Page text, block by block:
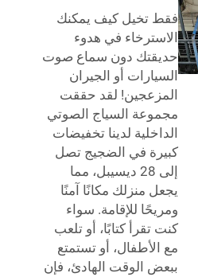
فقط تخيل كيف يمكنك
الاسترخاء في هدوء
حديقتك دون سماع صوت
السيارات أو الجيران
المزعجين! لقد حققت
مجموعة السياج الصوتي
الداخلية لدينا تخفيضات
كبيرة في الضجيج تصل
إلى 28 ديسيبل، مما
يجعل منزلك مكانًا آمنًا
ومريحًا للإقامة. سواء
كنت تقرأ كتابًا، أو تلعب
مع الأطفال، أو تستمتع
ببعض الوقت الهادئ، فإن